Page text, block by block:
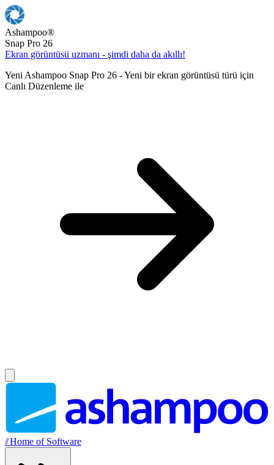
Ashampoo®
Snap Pro 26
Ekran görüntüsü uzmanı - şimdi daha da akıllı!
Yeni Ashampoo Snap Pro 26 - Yeni bir ekran görüntüsü türü için
Canlı Düzenleme ile
//Home of Software